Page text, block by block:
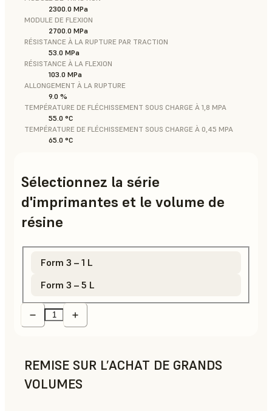
2300.0 MPa
MODULE DE FLEXION
2700.0 MPa
RÉSISTANCE À LA RUPTURE PAR TRACTION
53.0 MPa
RÉSISTANCE À LA FLEXION
103.0 MPa
ALLONGEMENT À LA RUPTURE
9.0 %
TEMPÉRATURE DE FLÉCHISSEMENT SOUS CHARGE À 1,8 MPA
55.0 °C
TEMPÉRATURE DE FLÉCHISSEMENT SOUS CHARGE À 0,45 MPA
65.0 °C
Sélectionnez la série
d'imprimantes et le volume de
résine
Form 3 – 1 L
Form 3 – 5 L
REMISE SUR L’ACHAT DE GRANDS
VOLUMES